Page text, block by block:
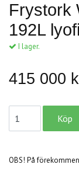
Frystork
192L
I lager.
415 000
OBS! På